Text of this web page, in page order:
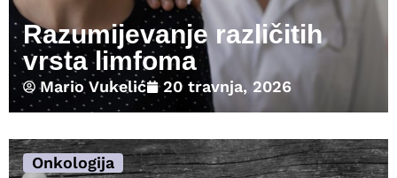
Razumijevanje različitih
vrsta limfoma
Mario Vukelić 20 travnja, 2026
Onkologija